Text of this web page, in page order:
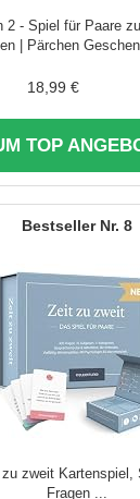
2 - Spiel für Paare
| Pärchen
18,99 €
TOP
8
zweit Kartenspiel,
Fragen ...